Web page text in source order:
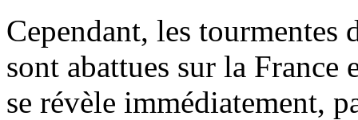
Cependant, les tourmentes
sont abattues sur la
se révèle immédiatement,